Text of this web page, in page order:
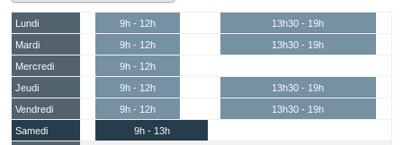
Lundi 9h - 12h
13h30 - 19h
Mardi
9h - 12h
13h30 - 19h
Mercredi
9h - 12h
Jeudi
9h - 12h
13h30 - 19h
Vendredi
9h - 12h
13h30 - 19h
Samedi
9h - 13h